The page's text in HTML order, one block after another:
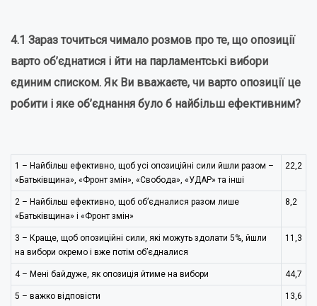
4.1 Зараз точиться чимало розмов про те, що опозиції
варто об’єднатися і йти на парламентські вибори
єдиним списком. Як Ви вважаєте, чи варто опозиції це
робити і яке об’єднання було б найбільш ефективним?
1 – Найбільш ефективно, щоб усі опозиційні сили йшли разом –
«Батьківщина», «Фронт змін», «Свобода», «УДАР» та інші
22,2
2 – Найбільш ефективно, щоб об’єдналися разом лише
«Батьківщина» і «Фронт змін»
8,2
3 – Краще, щоб опозиційні сили, які можуть здолати 5%, йшли
на вибори окремо і вже потім об’єдналися
11,3
4 – Мені байдуже, як опозиція йтиме на вибори 44,7
5 – важко відповісти 13,6